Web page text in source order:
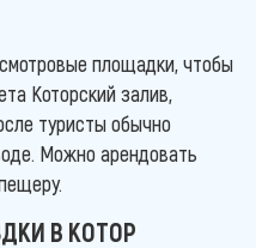
площадки, чтобы
Которский залив,
туристы обычно
Можно арендовать
В КОТОР